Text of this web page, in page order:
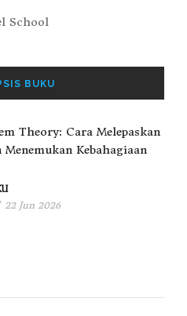
BUKU
Theory: Cara Melepaskan
Menemukan Kebahagiaan
22 Jun 2026